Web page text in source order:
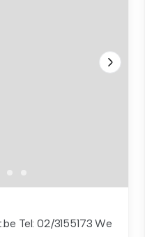
Tel: 02/3155173 We